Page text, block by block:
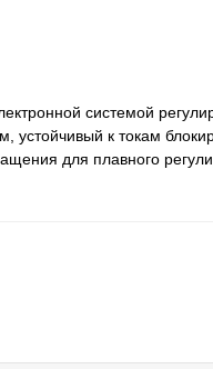
системой
к токам
для плавного